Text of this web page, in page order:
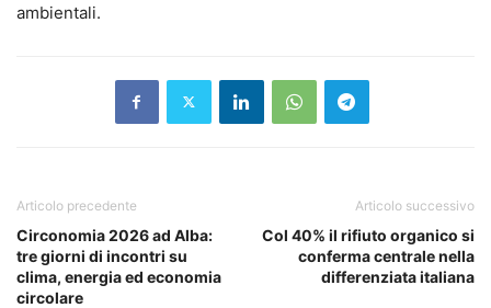
ambientali.
Articolo precedente
Circonomia 2026 ad Alba:
tre giorni di incontri su
clima, energia ed economia
circolare
Articolo successivo
Col 40% il rifiuto organico si
conferma centrale nella
differenziata italiana